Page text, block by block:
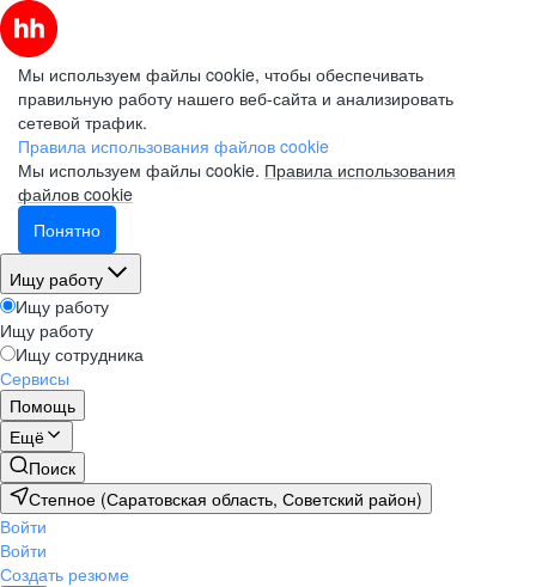
Мы используем файлы cookie, чтобы обеспечивать
правильную работу нашего веб-сайта и анализировать
сетевой трафик.
Правила использования файлов cookie
Мы используем файлы cookie. Правила использования
файлов cookie
Понятно
Ищу работу
Ищу работу
Ищу работу
Ищу сотрудника
Сервисы
Помощь
Ещё
Поиск
Степное (Саратовская область, Советский район)
Войти
Войти
Создать резюме